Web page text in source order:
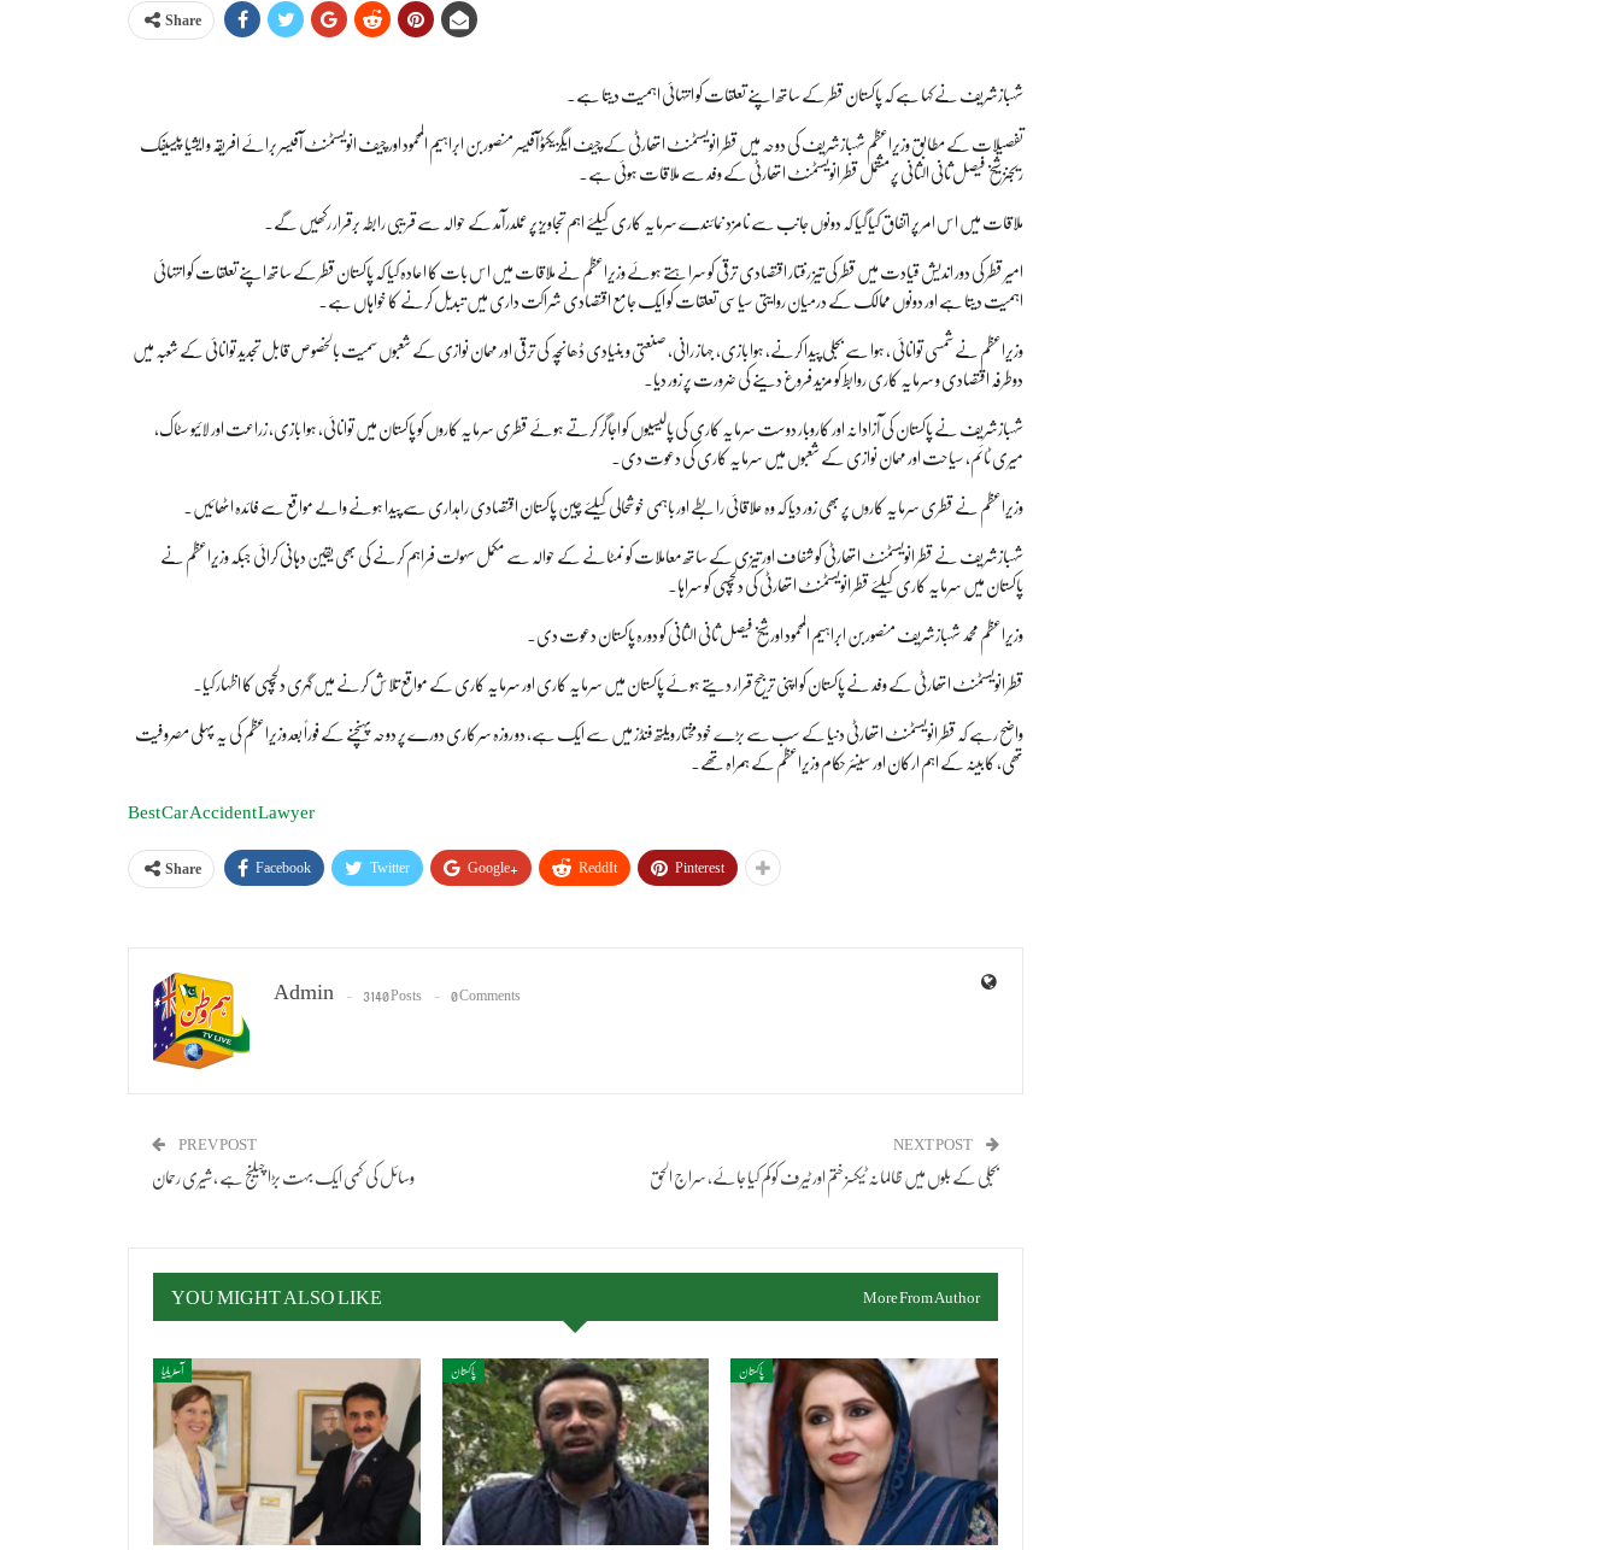
Share
شہبازشریف نے کہا ہے کہ پاکستان قطر کے ساتھ اپنے تعلقات کو انتہائی اہمیت دیتا ہے۔
تفصیلات کے مطابق وزیراعظم شہبازشریف کی دوحہ میں قطر انویسٹمنٹ اتھارٹی کے چیف ایگزیکٹو آفیسر منصور بن ابراہیم المحمود اور چیف انویسٹمنٹ آفیسر برائے افریقہ و ایشیا پیسیفک
ریجنز شیخ فیصل ثانی الثانی پر مشتمل قطر انویسٹمنٹ اتھارٹی کے وفد سے ملاقات ہوئی ہے۔
ملاقات میں اس امر پر اتفاق کیا گیا کہ دونوں جانب سے نامزد نمائندے سرمایہ کاری کیلئے اہم تجاویز پر عملدرآمد کے حوالہ سے قریبی رابطہ برقرار رکھیں گے۔
امیر قطر کی دور اندیش قیادت میں قطر کی تیز رفتار اقتصادی ترقی کو سراہتے ہوئے وزیراعظم نے ملاقات میں اس بات کا اعادہ کیا کہ پاکستان قطر کے ساتھ اپنے تعلقات کو انتہائی
اہمیت دیتا ہے اور دونوں ممالک کے درمیان روایتی سیاسی تعلقات کو ایک جامع اقتصادی شراکت داری میں تبدیل کرنے کا خواہاں ہے۔
وزیراعظم نے شمسی توانائی ، ہوا سے بجلی پیدا کرنے، ہوا بازی، جہاز رانی، صنعتی و بنیادی ڈھانچہ کی ترقی اور مہمان نوازی کے شعبوں سمیت بالخصوص قابل تجدید توانائی کے شعبہ میں
دوطرفہ اقتصادی و سرمایہ کاری روابط کو مزید فروغ دینے کی ضرورت پر زور دیا۔
شہبازشریف نے پاکستان کی آزادانہ اور کاروبار دوست سرمایہ کاری کی پالیسیوں کو اجاگر کرتے ہوئے قطری سرمایہ کاروں کو پاکستان میں توانائی، ہوا بازی، زراعت اور لائیو سٹاک،
میری ٹائم، سیاحت اور مہمان نوازی کے شعبوں میں سرمایہ کاری کی دعوت دی۔
وزیراعظم نے قطری سرمایہ کاروں پر بھی زور دیا کہ وہ علاقائی رابطے اور باہمی خوشحالی کیلئے چین پاکستان اقتصادی راہداری سے پیدا ہونے والے مواقع سے فائدہ اٹھائیں۔
شہبازشریف نے قطر انویسٹمنٹ اتھارٹی کو شفاف اور تیزی کے ساتھ معاملات کو نمٹانے کے حوالہ سے مکمل سہولت فراہم کرنے کی بھی یقین دہانی کرائی جبکہ وزیراعظم نے
پاکستان میں سرمایہ کاری کیلئے قطر انویسٹمنٹ اتھارٹی کی دلچسپی کو سراہا۔
وزیراعظم محمد شہبازشریف منصور بن ابراہیم المحمود اور شیخ فیصل ثانی الثانی کو دورہ پاکستان دعوت دی۔
قطر انویسٹمنٹ اتھارٹی کے وفد نے پاکستان کو اپنی ترجیح قرار دیتے ہوئے پاکستان میں سرمایہ کاری اور سرمایہ کاری کے مواقع تلاش کرنے میں گہری دلچسپی کا اظہار کیا۔
واضح رہے کہ قطر انویسٹمنٹ اتھارٹی دنیا کے سب سے بڑے خودمختار ویلتھ فنڈز میں سے ایک ہے، دو روزہ سرکاری دورے پر دوحہ پہنچنے کے فوراً بعد وزیراعظم کی یہ پہلی مصروفیت
تھی، کابینہ کے اہم ارکان اور سینئر حکام وزیراعظم کے ہمراہ تھے۔
Best Car Accident Lawyer
Share Facebook Twitter Google+ ReddIt Pinterest
Admin 3140 Posts 0 Comments
PREV POST
وسائل کی کمی ایک بہت بڑا چیلنج ہے ، شیری رحمان
NEXT POST
بجلی کے بلوں میں ظالمانہ ٹیکسز ختم اور ٹیرف کو کم کیا جائے، سراج الحق
YOU MIGHT ALSO LIKE More From Author
آسٹریلیا پاکستان پاکستان